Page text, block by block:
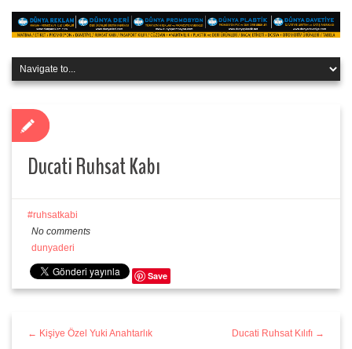
Ducati Ruhsat Kabı
ruhsatkabi
No comments
dunyaderi
Save
← Kişiye Özel Yuki Anahtarlık Ducati Ruhsat Kılıfı →